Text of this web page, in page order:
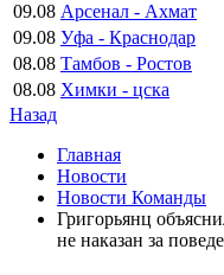
09.08 Арсенал - Ахмат
09.08 Уфа - Краснодар
08.08 Тамбов - Ростов
08.08 Химки - цска
Назад
Главная
Новости
Новости Команды
Григорьянц
не наказан за